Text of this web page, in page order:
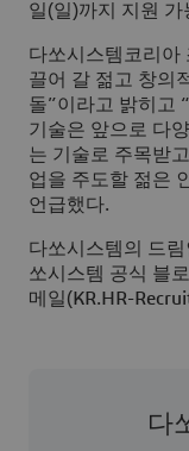
일(일)까지 지원 가
다쏘시스템코리아
끌어 갈 젊고 창의
돌”이라고 밝히고
기술은 앞으로 다
는 기술로 주목받
업을 주도할 젊은
언급했다.
다쏘시스템의 드
쏘시스템 공식 블
메일(KR.HR-
다